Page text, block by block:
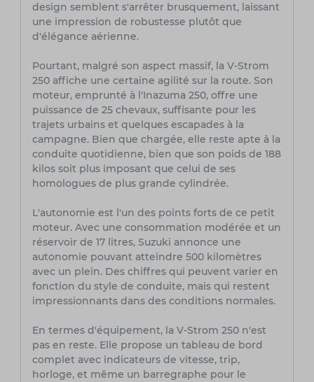
design semblent s'arrêter brusquement, laissant
une impression de robustesse plutôt que
d'élégance aérienne.
Pourtant, malgré son aspect massif, la V-Strom
250 affiche une certaine agilité sur la route. Son
moteur, emprunté à l'Inazuma 250, offre une
puissance de 25 chevaux, suffisante pour les
trajets urbains et quelques escapades à la
campagne. Bien que chargée, elle reste apte à la
conduite quotidienne, bien que son poids de 188
kilos soit plus imposant que celui de ses
homologues de plus grande cylindrée.
L'autonomie est l'un des points forts de ce petit
moteur. Avec une consommation modérée et un
réservoir de 17 litres, Suzuki annonce une
autonomie pouvant atteindre 500 kilomètres
avec un plein. Des chiffres qui peuvent varier en
fonction du style de conduite, mais qui restent
impressionnants dans des conditions normales.
En termes d'équipement, la V-Strom 250 n'est
pas en reste. Elle propose un tableau de bord
complet avec indicateurs de vitesse, trip,
horloge, et même un barregraphe pour le